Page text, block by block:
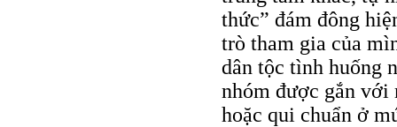
thức” đám đông
trò tham gia của
dân tộc tình huống
nhóm được gắn với
hoặc qui chuẩn ở